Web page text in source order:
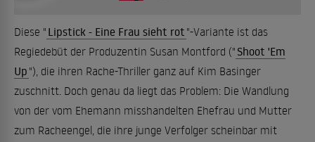
Diese " Lipstick - Eine Frau sieht rot "-Variante ist das
Regiedebüt der Produzentin Susan Montford (" Shoot 'Em
Up "), die ihren Rache-Thriller ganz auf Kim Basinger
zuschnitt. Doch genau da liegt das Problem: Die Wandlung
von der vom Ehemann misshandelten Ehefrau und Mutter
zum Racheengel, die ihre junge Verfolger scheinbar mit